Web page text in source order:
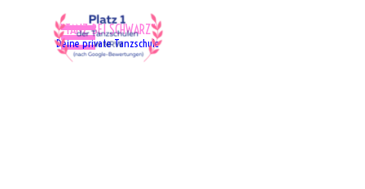
Menü überspringen
"TANZ BEI SCHWARZ"
Deine private Tanzschule